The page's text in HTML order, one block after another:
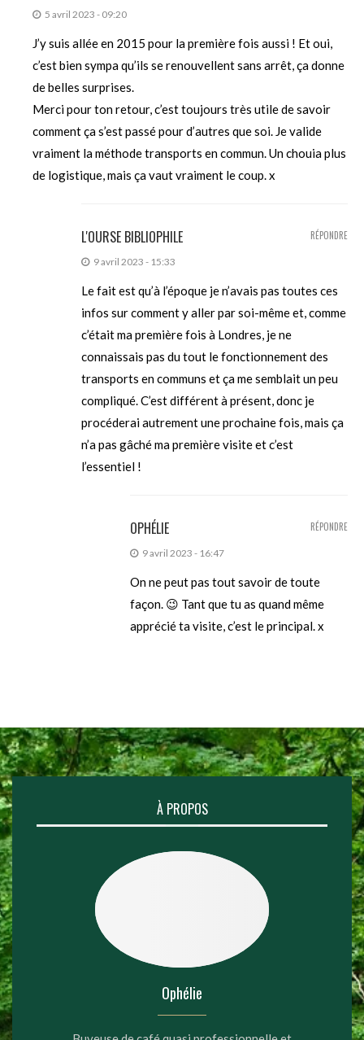
5 avril 2023 - 09:20
J’y suis allée en 2015 pour la première fois aussi ! Et oui,
c’est bien sympa qu’ils se renouvellent sans arrêt, ça donne
de belles surprises.
Merci pour ton retour, c’est toujours très utile de savoir
comment ça s’est passé pour d’autres que soi. Je valide
vraiment la méthode transports en commun. Un chouia plus
de logistique, mais ça vaut vraiment le coup. x
L'OURSE BIBLIOPHILE
9 avril 2023 - 15:33
Le fait est qu’à l’époque je n’avais pas toutes ces
infos sur comment y aller par soi-même et, comme
c’était ma première fois à Londres, je ne
connaissais pas du tout le fonctionnement des
transports en communs et ça me semblait un peu
compliqué. C’est différent à présent, donc je
procéderai autrement une prochaine fois, mais ça
n’a pas gâché ma première visite et c’est
l’essentiel !
RÉPONDRE
OPHÉLIE
9 avril 2023 - 16:47
On ne peut pas tout savoir de toute
façon. 😉 Tant que tu as quand même
apprécié ta visite, c’est le principal. x
RÉPONDRE
À PROPOS
Ophélie